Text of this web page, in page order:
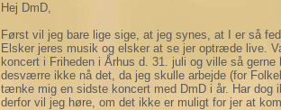
Hej DmD,
Først vil jeg bare lige sige, at jeg synes, at I er så
Elsker jeres musik og elsker at se jer optræde live.
koncert i Friheden i Århus d. 31. juli og ville så
desværre ikke nå det, da jeg skulle arbejde (for
tænke mig en sidste koncert med DmD i år. Har
derfor vil jeg høre, om det ikke er muligt for jer at